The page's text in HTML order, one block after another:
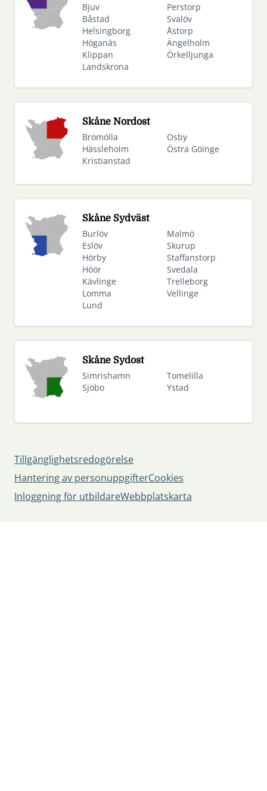
Bjuv
Båstad
Helsingborg
Höganäs
Klippan
Landskrona
Perstorp
Svalöv
Åstorp
Ängelholm
Örkelljunga
Skåne Nordost
Bromölla
Hässleholm
Kristianstad
Osby
Östra Göinge
Skåne Sydväst
Burlöv
Eslöv
Hörby
Höör
Kävlinge
Lomma
Lund
Malmö
Skurup
Staffanstorp
Svedala
Trelleborg
Vellinge
Skåne Sydost
Simrishamn
Sjöbo
Tomelilla
Ystad
Tillgänglighetsredogörelse
Hantering av personuppgifterCookies
Inloggning för utbildareWebbplatskarta